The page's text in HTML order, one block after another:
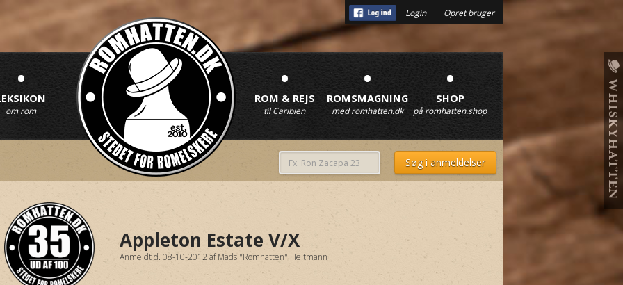
Login Opret bruger
•
om rom
•
ROM & REJS
til Caribien
•
ROMSMAGNING
med romhatten.dk
•
SHOP
på romhatten.shop
Appleton Estate V/X
Anmeldt d. 08-10-2012 afMads "Romhatten" Heitmann